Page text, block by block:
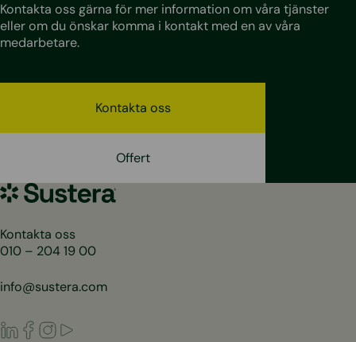
Kontakta oss gärna för mer information om våra tjänster
eller om du önskar komma i kontakt med en av våra
medarbetare.
Kontakta oss
Offert
Sustera
Sweden
Kontakta oss
010 – 204 19 00
info@sustera.com
LinkedIn
Facebook
Instagram